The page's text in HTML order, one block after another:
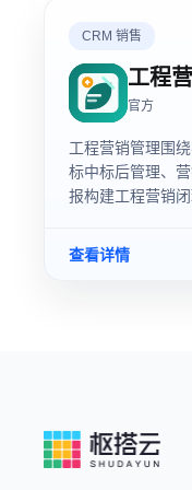
CRM 销售
工程
官方
工程营销管理围
标中标后管理、
报构建工程营销
析。
查看详情